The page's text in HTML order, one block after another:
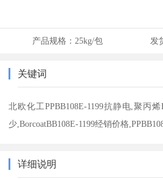
产品规格： 25kg/包 发
关键词
北欧化工PPBB108E-1199抗静电,聚丙烯
少,BorcoatBB108E-1199经销价格
详细说明